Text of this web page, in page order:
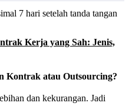
7 hari setelah tanda tangan
Kerja yang Sah: Jenis,
Kontrak atau Outsourcing?
dan kekurangan. Jadi